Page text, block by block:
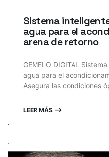
Sistema
agua para el
arena de retorno
GEMELO DIGITAL
agua para el
Asegura las condiciones
LEER MÁS ⟶